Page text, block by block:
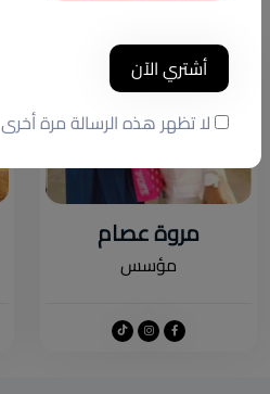
مروة عصام
مؤسس
أشتري الآن
لا تظهر هذه الرسالة مرة أخرى